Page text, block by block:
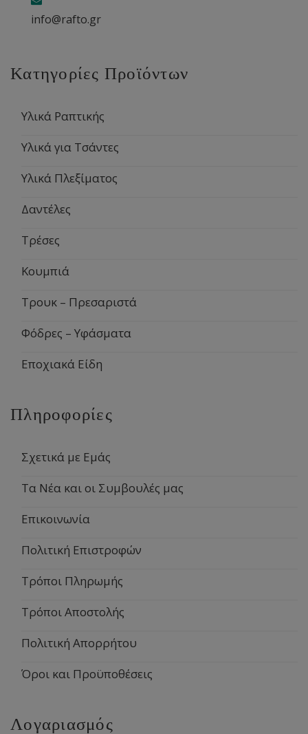
info@rafto.gr
Κατηγορίες Προϊόντων
Υλικά Ραπτικής
Υλικά για Τσάντες
Υλικά Πλεξίματος
Δαντέλες
Τρέσες
Κουμπιά
Τρουκ – Πρεσαριστά
Φόδρες – Υφάσματα
Εποχιακά Είδη
Πληροφορίες
Σχετικά με Εμάς
Τα Νέα και οι Συμβουλές μας
Επικοινωνία
Πολιτική Επιστροφών
Τρόποι Πληρωμής
Τρόποι Αποστολής
Πολιτική Απορρήτου
Όροι και Προϋποθέσεις
Λογαριασμός